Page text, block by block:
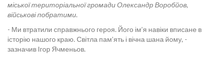
міської територіальної громади Олександр Воробйов,
військові побратими.
- Ми втратили справжнього героя. Його ім’я навіки вписане в
історію нашого краю. Світла пам’ять і вічна шана йому, -
зазначив Ігор Ячменьов.